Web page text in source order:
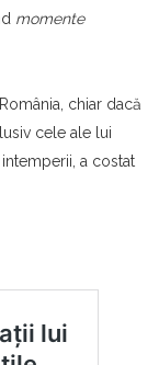
momente
chiar dacă
cele ale lui
a costat